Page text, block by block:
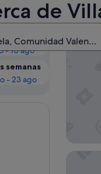
de
- 10 ago
semanas
- 23 ago
Hotel